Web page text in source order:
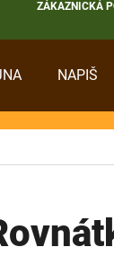
ZÁKAZNICKÁ
NAPIŠ